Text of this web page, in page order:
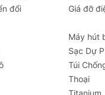
đổi Giá đỡ
Máy hút
Sạc Dự
Túi
Thoại
Titanium